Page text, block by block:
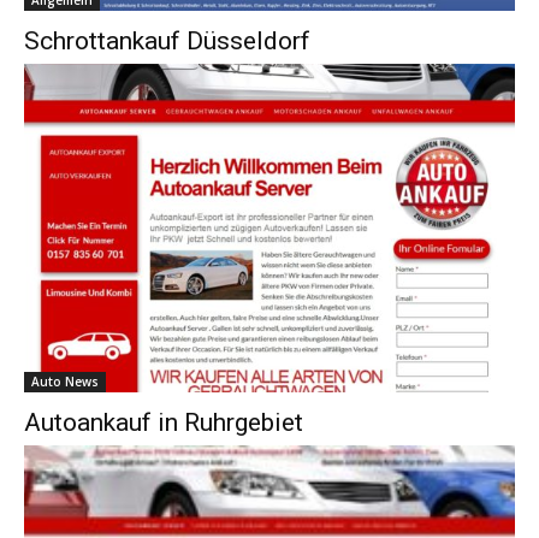
Schrottankauf Düsseldorf
Auto News
Autoankauf in Ruhrgebiet